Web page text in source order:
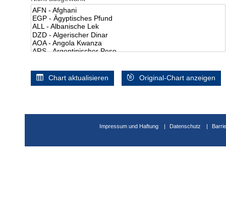
Chart aktualisieren Original-Chart anzeigen
Impressum und Haftung Datenschutz